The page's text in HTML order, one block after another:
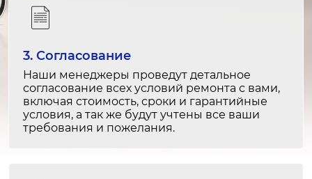
от 2 000 ₽
1-2 часа
от 1 200 ₽
Замена амортизаторов
2-3 часа
3. Согласование
Наши менеджеры проведут детальное
согласование всех условий ремонта с вами,
включая стоимость, сроки и гарантийные
условия, а так же будут учтены все ваши
требования и пожелания.